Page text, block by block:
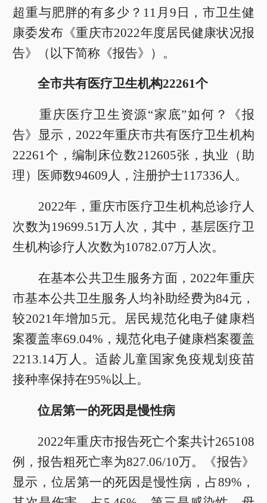
超重与肥胖的有多少？11月9日，市卫生健
康委发布《重庆市2022年度居民健康状况报
告》（以下简称《报告》）。
全市共有医疗卫生机构22261个
重庆医疗卫生资源“家底”如何？《报
告》显示，2022年重庆市共有医疗卫生机构
22261个，编制床位数212605张，执业（助
理）医师数94609人，注册护士117336人。
2022年，重庆市医疗卫生机构总诊疗人
次数为19699.51万人次，其中，基层医疗卫
生机构诊疗人次数为10782.07万人次。
在基本公共卫生服务方面，2022年重庆
市基本公共卫生服务人均补助经费为84元，
较2021年增加5元。居民规范化电子健康档
案覆盖率69.04%，规范化电子健康档案覆盖
2213.14万人。适龄儿童国家免疫规划疫苗
接种率保持在95%以上。
位居第一的死因是慢性病
2022年重庆市报告死亡个案共计265108
例，报告粗死亡率为827.06/10万。《报告》
显示，位居第一的死因是慢性病，占89%，